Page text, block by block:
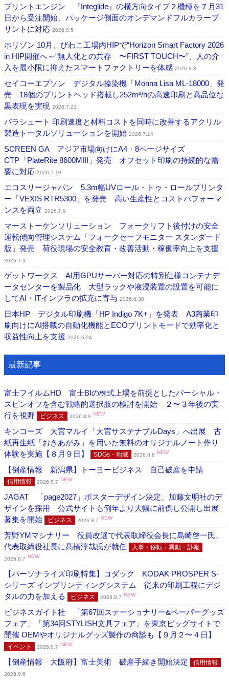
プリントエンジン 『Integlide』の横方向タイプ２機種を７月31
日から受注開始、パッケージ側面のオンデマンドフルカラープ
リントに対応 2026.8.5
ホリゾン 10月、びわこ工場内HIPで“Horizon Smart Factory 2026
in HIP開催へ～“無人化との共存 〜FIRST TOUCH〜”、人の介
入を最小限に抑えたスマートファクトリーを体感 2026.8.3
セイコーエプソン デジタル捺染機「Monna Lisa ML-18000」発
売 18個のプリントヘッド搭載し252m²/hの高速印刷と高品位な
黒表現を実現 2026.7.21
パラシュート 印刷速度と材料コストを同時に改善するアクリル
製造トータルソリューションを開始 2026.7.14
SCREEN GA アジア市場向けにA4・8ページサイズ
CTP「PlateRite 8600MIII」発売 オフセット印刷の持続的な需
要に対応 2026.7.10
エコスリージャパン 5.3m幅UVロール・トゥ・ロールプリンタ
ー「VEXIS RTR5300」を発売 高い生産性とコストパフォーマ
ンスを両立 2026.7.9
マーストーケンソリューション フォークリフト後付けの安全
運転傾向管理システム「フォークセーフモニター スタンダード
版」発売 荷役現場の安全教育・改善活動・稼働率向上を支援
2026.7.3
ゲットワークス AI用GPUサーバー対応の特別仕様コンテナデ
ータセンターを製品化 大型ラックや液浸装置の設置を可能に
してAI・ITインフラの拡充に寄与 2026.6.30
日本HP デジタル印刷機「HP Indigo 7K+」を発表 A3商業印
刷向けにAI搭載の自動化機能とECOプリントモードで効率化と
収益性向上を支援 2026.6.24
最新記事
富士フイルムHD 富士BIの株式上場を前提としたパーシャル・
スピンオフを含む戦略的選択肢の検討を開始 ２〜３年後の実
行を視野
ビジネス 2026.8.9 NEW
キンコーズ 大宮マルイ「大宮サステナブルDays」へ出展 古
紙再生紙「おきあがみ」を用いた無料のオリジナルノート作り
体験を実施【８月９日】
SDGs・地域 2026.8.8 NEW
【倒産情報 新潟県】トーヨービジネス 自己破産を申請
信用情報 2026.8.7 NEW
JAGAT 「page2027」ポスターデザイン決定、加藤文明社のデ
ザインを採用 公式サイトも例年より大幅に前倒し公開し出展
募集を開始
ビジネス 2026.8.7 NEW
芳野YMマシナリー 役員改選で代表取締役会長に島崎啓一氏、
代表取締役社長に髙橋淳哉氏が就任
人事・移転・異動・訃報
2026.8.7 NEW
【パーソナライズ印刷特集】コダック KODAK PROSPER S-
シリーズ インプリンティングシステム 従来の印刷工程にデジ
タルの力を加える
ビジネス 2026.8.7 NEW
ビジネスガイド社 「第67回ステーショナリー&ペーパーグッズ
フェア」「第34回STYLISH文具フェア」を東京ビッグサイトで
開催 OEMやオリジナルグッズ製作の商談も【９月２〜４日】
イベント 2026.8.7 NEW
【倒産情報 大阪府】富士美術 破産手続き開始決定 信用情報
2026.8.6